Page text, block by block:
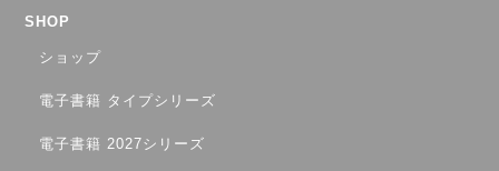
SHOP
ショップ
電子書籍 タイプシリーズ
電子書籍 2027シリーズ